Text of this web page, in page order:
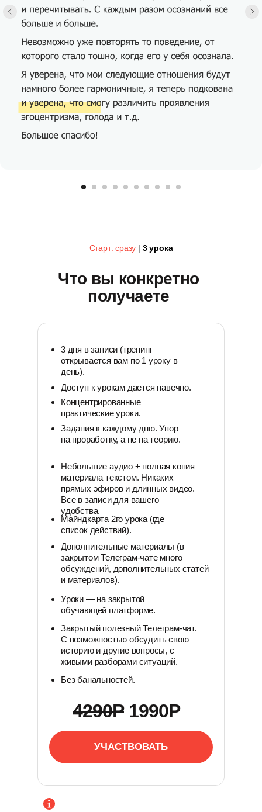
Что вы конкретно
получаете
Старт: сразу | 3 урока
4290Р1990Р
3 дня в записи (тренинг
открывается вам по 1 уроку в
день).
Доступ к урокам дается навечно.
Концентрированные
практические уроки.
Задания к каждому дню. Упор
на проработку, а не на теорию.
Небольшие аудио + полная копия
материала текстом. Никаких
прямых эфиров и длинных видео.
Все в записи для вашего
удобства.
Майндкарта 2го урока (где
список действий).
Дополнительные материалы (в
закрытом Телеграм-чате много
обсуждений, дополнительных статей
и материалов).
Уроки — на закрытой
обучающей платформе.
Закрытый полезный Телеграм-чат.
С возможностью обсудить свою
историю и другие вопросы, с
живыми разборами ситуаций.
Без банальностей.
УЧАСТВОВАТЬ